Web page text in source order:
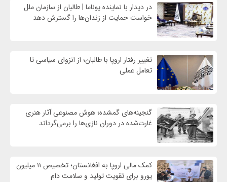
در دیدار با نماینده یوناما | طالبان از سازمان ملل
خواست حمایت از زندان‌ها را گسترش دهد
تغییر رفتار اروپا با طالبان؛ از انزوای سیاسی تا
تعامل عملی
گنجینه‌های گمشده؛ هوش مصنوعی آثار هنری
غارت‌شده در دوران نازی‌ها را برمی‌گرداند
کمک مالی اروپا به افغانستان؛ تخصیص ۱۱ میلیون
یورو برای تقویت تولید و سلامت دام